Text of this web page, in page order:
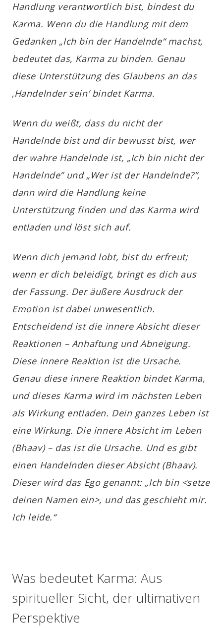
Handlung verantwortlich bist, bindest du
Karma. Wenn du die Handlung mit dem
Gedanken „Ich bin der Handelnde“ machst,
bedeutet das, Karma zu binden. Genau
diese Unterstützung des Glaubens an das
‚Handelnder sein‘ bindet Karma.
Wenn du weißt, dass du nicht der
Handelnde bist und dir bewusst bist, wer
der wahre Handelnde ist, „Ich bin nicht der
Handelnde” und „Wer ist der Handelnde?”,
dann wird die Handlung keine
Unterstützung finden und das Karma wird
entladen und löst sich auf.
Wenn dich jemand lobt, bist du erfreut;
wenn er dich beleidigt, bringt es dich aus
der Fassung. Der äußere Ausdruck der
Emotion ist dabei unwesentlich.
Entscheidend ist die innere Absicht dieser
Reaktionen – Anhaftung und Abneigung.
Diese innere Reaktion ist die Ursache.
Genau diese innere Reaktion bindet Karma,
und dieses Karma wird im nächsten Leben
als Wirkung entladen. Dein ganzes Leben ist
eine Wirkung. Die innere Absicht im Leben
(Bhaav) – das ist die Ursache. Und es gibt
einen Handelnden dieser Absicht (Bhaav).
Dieser wird das Ego genannt: „Ich bin <setze
deinen Namen ein>, und das geschieht mir.
Ich leide.“
Was bedeutet Karma: Aus
spiritueller Sicht, der ultimativen
Perspektive